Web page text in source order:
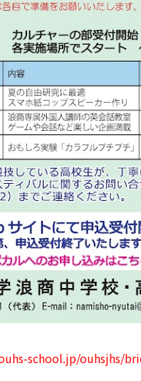
school.jp/ouhsjhs/